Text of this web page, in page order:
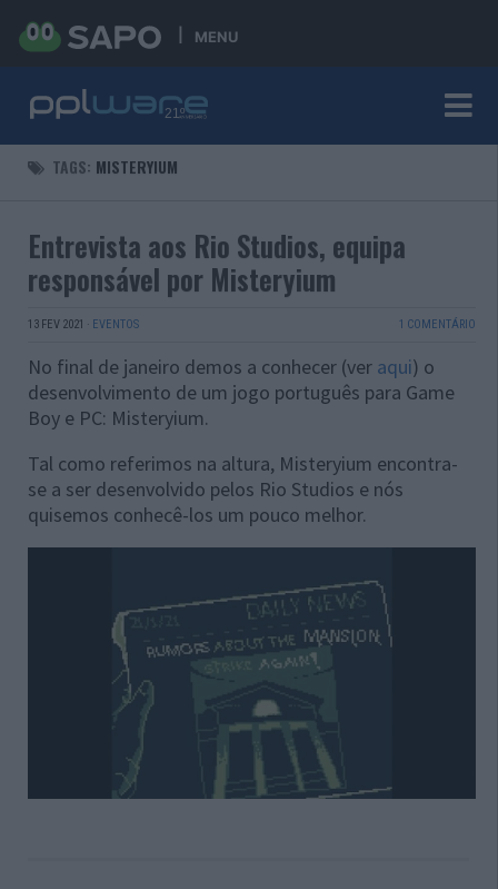
MENU
TAGS: MISTERYIUM
Entrevista aos Rio Studios, equipa
responsável por Misteryium
13 FEV 2021 · EVENTOS 1 COMENTÁRIO
No final de janeiro demos a conhecer (ver aqui) o
desenvolvimento de um jogo português para Game
Boy e PC: Misteryium.
Tal como referimos na altura, Misteryium encontra-
se a ser desenvolvido pelos Rio Studios e nós
quisemos conhecê-los um pouco melhor.